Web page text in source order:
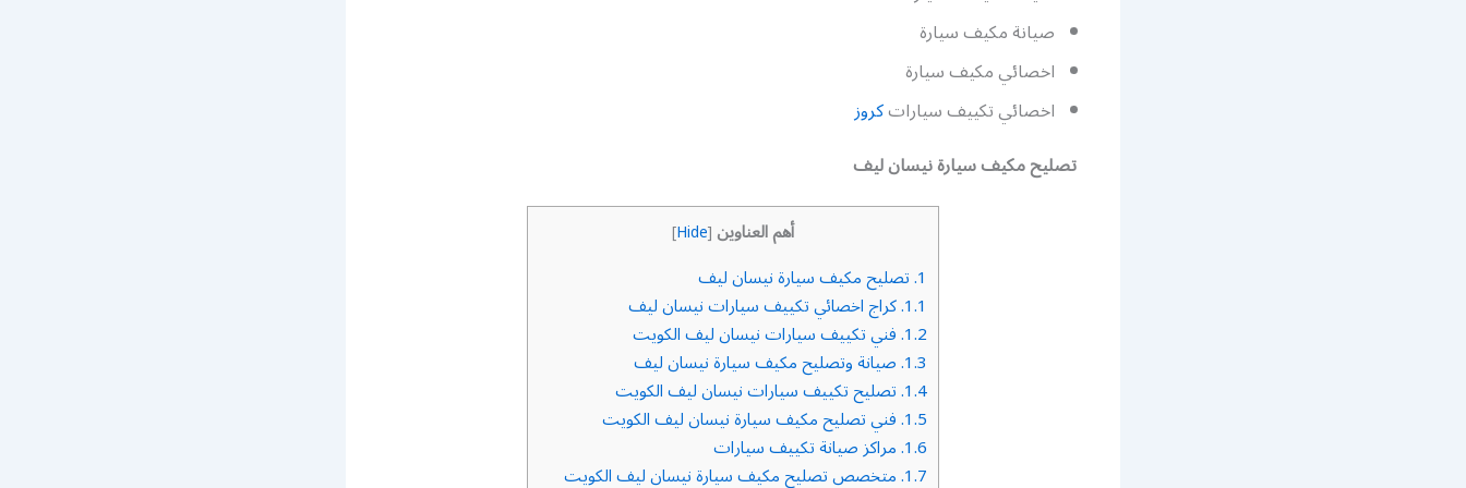
صيانة مكيف سيارة
اخصائي مكيف سيارة
اخصائي تكييف سياراتكروز
تصليح مكيف سيارة نيسان ليف
أهم العناوين [
Hide
]
1. تصليح مكيف سيارة نيسان ليف
1.1. كراج اخصائي تكييف سيارات نيسان ليف
1.2. فني تكييف سيارات نيسان ليف الكويت
1.3. صيانة وتصليح مكيف سيارة نيسان ليف
1.4. تصليح تكييف سيارات نيسان ليف الكويت
1.5. فني تصليح مكيف سيارة نيسان ليف الكويت
1.6. مراكز صيانة تكييف سيارات
1.7. متخصص تصليح مكيف سيارة نيسان ليف الكويت